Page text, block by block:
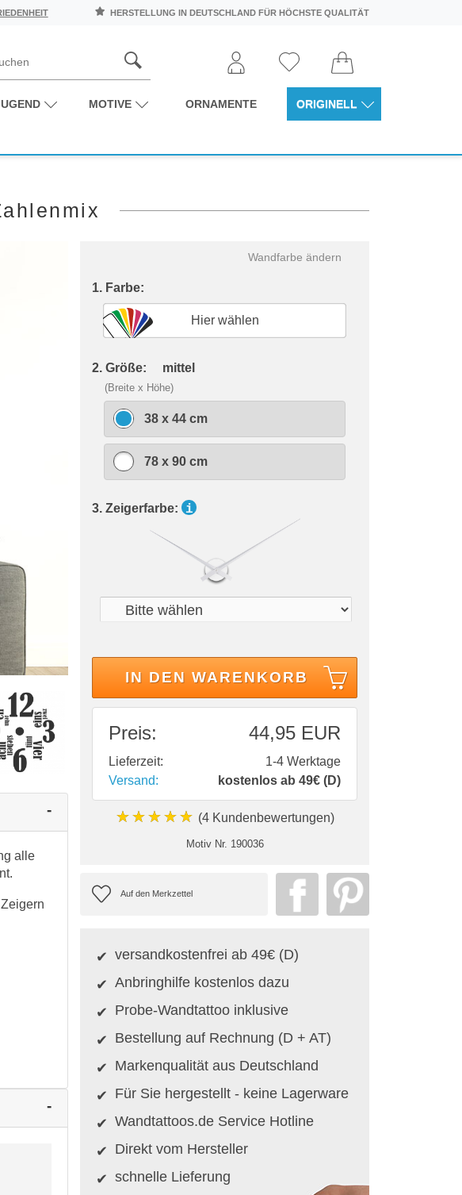
HERSTELLUNG IN DEUTSCHLAND FÜR HÖCHSTE QUALITÄT
MOTIVE ORNAMENTE ORIGINELL
alle
Wandfarbe ändern
1. Farbe:
Hier wählen
2. Größe: mittel
(Breite x Höhe)
38 x 44 cm
78 x 90 cm
3. Zeigerfarbe: i
IN DEN WARENKORB
Preis: 44,95 EUR
Lieferzeit:
1-4 Werktage
Versand:
kostenlos ab 49€ (D)
★★★★★ (4 Kundenbewertungen)
Motiv Nr. 190036
versandkostenfrei ab 49€ (D)
Anbringhilfe kostenlos dazu
Probe-Wandtattoo inklusive
Bestellung auf Rechnung (D + AT)
Markenqualität aus Deutschland
Für Sie hergestellt - keine Lagerware
Wandtattoos.de Service Hotline
Direkt vom Hersteller
schnelle Lieferung